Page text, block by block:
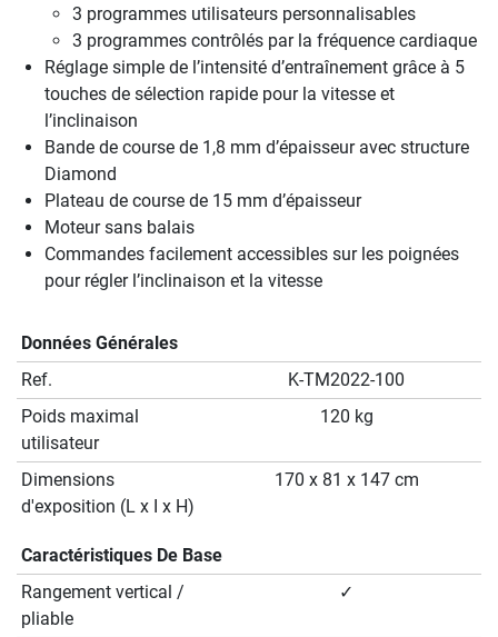
3 programmes utilisateurs personnalisables
3 programmes contrôlés par la fréquence cardiaque
Réglage simple de l’intensité d’entraînement grâce à 5
touches de sélection rapide pour la vitesse et
l’inclinaison
Bande de course de 1,8 mm d’épaisseur avec structure
Diamond
Plateau de course de 15 mm d’épaisseur
Moteur sans balais
Commandes facilement accessibles sur les poignées
pour régler l’inclinaison et la vitesse
Données Générales
Ref.
K-TM2022-100
Poids maximal
utilisateur
120 kg
Dimensions
d'exposition (L x I x H)
170 x 81 x 147 cm
Caractéristiques De Base
Rangement vertical /
pliable
✓